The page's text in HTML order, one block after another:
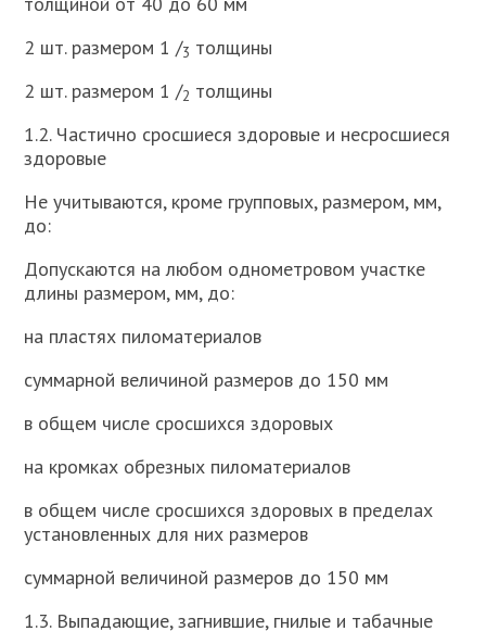
2 шт. размером 1 /3 толщины
2 шт. размером 1 /2 толщины
1.2. Частично сросшиеся здоровые и несросшиеся
здоровые
Не учитываются, кроме групповых, размером, мм,
до:
Допускаются на любом однометровом участке
длины размером, мм, до:
на пластях пиломатериалов
суммарной величиной размеров до 150 мм
в общем числе сросшихся здоровых
на кромках обрезных пиломатериалов
в общем числе сросшихся здоровых в пределах
установленных для них размеров
суммарной величиной размеров до 150 мм
1.3. Выпадающие, загнившие, гнилые и табачные